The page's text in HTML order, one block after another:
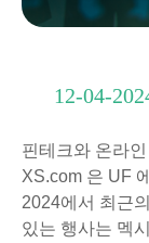
12-04-
핀테크와 온라
XS.com 은 UF
2024에서 최근
있는 행사는 멕